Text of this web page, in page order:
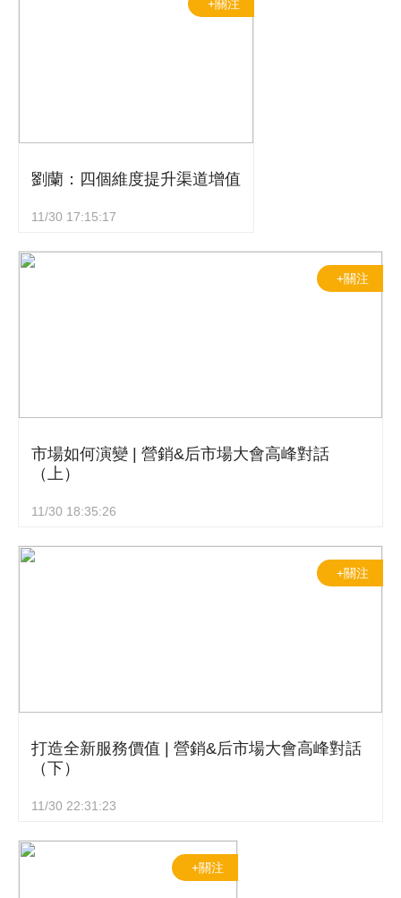
+關注
劉蘭：四個維度提升渠道增值
11/30 17:15:17
+關注
市場如何演變 | 營銷&后市場大會高峰對話
（上）
11/30 18:35:26
+關注
打造全新服務價值 | 營銷&后市場大會高峰對話
（下）
11/30 22:31:23
+關注